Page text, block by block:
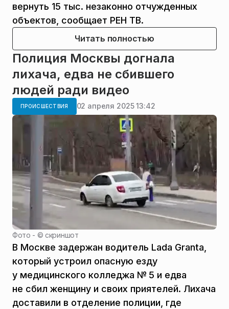
вернуть 15 тыс. незаконно отчужденных
объектов, сообщает РЕН ТВ.
Читать полностью
Полиция Москвы догнала
лихача, едва не сбившего
людей ради видео
ПРОИСШЕСТВИЯ 02 апреля 2025 13:42
Фото - © скриншот
В Москве задержан водитель Lada Granta,
который устроил опасную езду
у медицинского колледжа № 5 и едва
не сбил женщину и своих приятелей. Лихача
доставили в отделение полиции, где